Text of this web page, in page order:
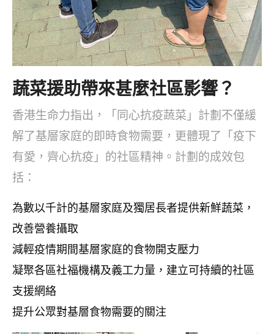
蔬菜援助帶來甚麼社區影響？
香港生命力指出，「同心抗疫蔬菜」計劃不僅緩
解了基層家庭的即時食物需要，更體現了「疫下
有愛，齊心抗疫」的社區精神。計劃的成效包
括：
為數以千計的基層家庭及獨居長者提供新鮮蔬菜，
改善營養攝取
減輕疫情期間基層家庭的食物開支壓力
凝聚各區社福機構及義工力量，建立可持續的社區
支援網絡
提升公眾對基層食物需要的關注